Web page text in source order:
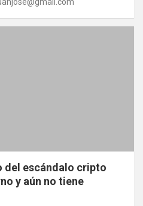
del escándalo cripto
y aún no tiene